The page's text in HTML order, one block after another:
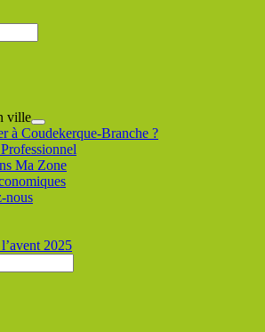
ville
à Coudekerque-Branche ?
Ma Zone
nous
2025